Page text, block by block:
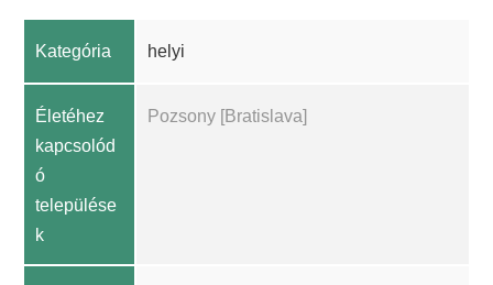
Kategória helyi
Életéhez
kapcsolód
ó
települése
k
Pozsony [Bratislava]